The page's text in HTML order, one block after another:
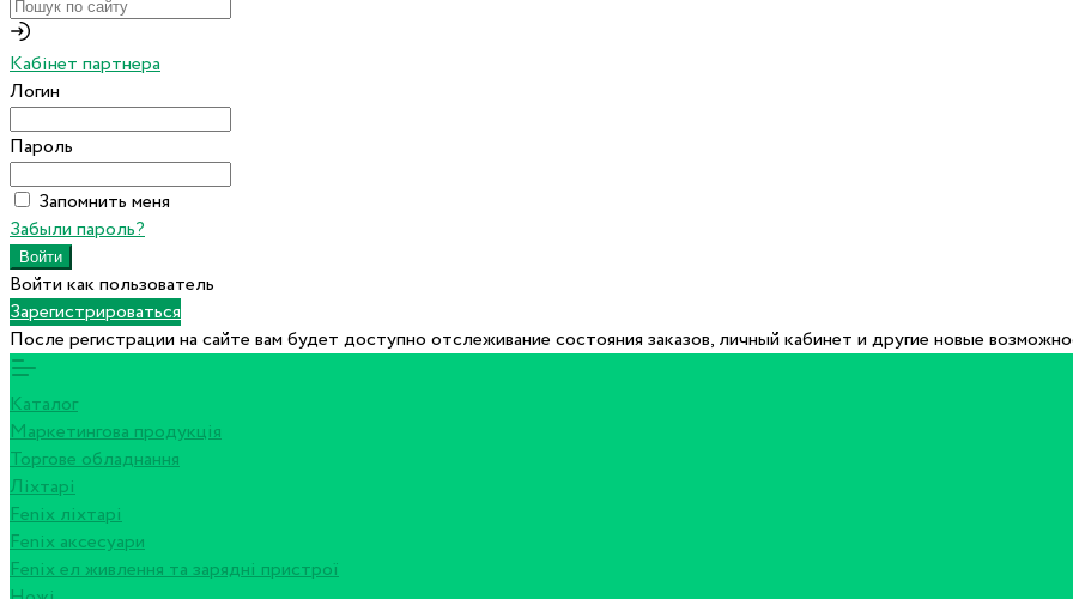
Кабінет партнера
Логин
Пароль
Запомнить меня
Забыли пароль?
Войти как пользователь
Зарегистрироваться
После регистрации на сайте вам будет доступно отслеживание состояния заказов, личный кабинет и другие новые
Каталог
Маркетингова продукція
Торгове обладнання
Ліхтарі
Fenix ліхтарі
Fenix аксесуари
Fenix ел живлення та зарядні пристрої